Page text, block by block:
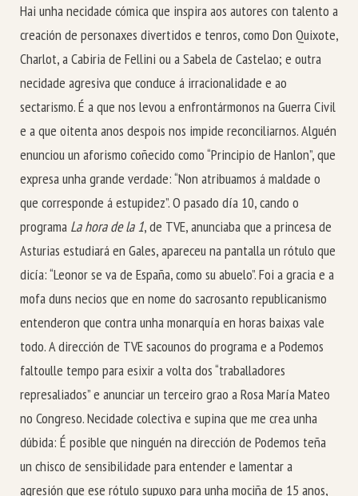
Hai unha necidade cómica que inspira aos autores con talento a
creación de personaxes divertidos e tenros, como Don Quixote,
Charlot, a Cabiria de Fellini ou a Sabela de Castelao; e outra
necidade agresiva que conduce á irracionalidade e ao
sectarismo. É a que nos levou a enfrontármonos na Guerra Civil
e a que oitenta anos despois nos impide reconciliarnos. Alguén
enunciou un aforismo coñecido como “Principio de Hanlon”, que
expresa unha grande verdade: “Non atribuamos á maldade o
que corresponde á estupidez”. O pasado día 10, cando o
programa La hora de la 1, de TVE, anunciaba que a princesa de
Asturias estudiará en Gales, apareceu na pantalla un rótulo que
dicía: “Leonor se va de España, como su abuelo”. Foi a gracia e a
mofa duns necios que en nome do sacrosanto republicanismo
entenderon que contra unha monarquía en horas baixas vale
todo. A dirección de TVE sacounos do programa e a Podemos
faltoulle tempo para esixir a volta dos “traballadores
represaliados” e anunciar un terceiro grao a Rosa María Mateo
no Congreso. Necidade colectiva e supina que me crea unha
dúbida: É posible que ninguén na dirección de Podemos teña
un chisco de sensibilidade para entender e lamentar a
agresión que ese rótulo supuxo para unha mociña de 15 anos,